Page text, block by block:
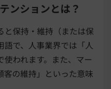
ンションとは？
と保持・維持（または保
で、人事業界では「人
われます。また、マー
客の維持」といった意味